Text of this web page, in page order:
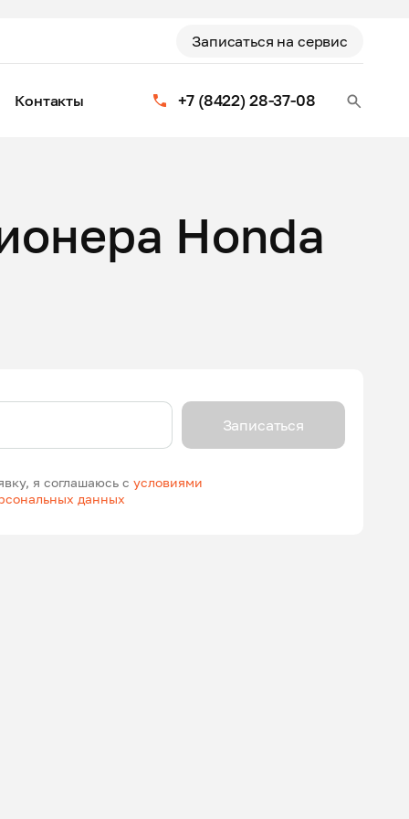
Записаться на сервис
+7 (8422) 28-37-08
Контакты
Honda
я соглашаюсь сусловиями
данных
Записаться